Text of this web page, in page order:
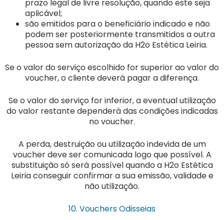
prazo legal de livre resolução, quando este seja
aplicável;
são emitidos para o beneficiário indicado e não
podem ser posteriormente transmitidos a outra
pessoa sem autorização da H2o Estética Leiria.
Se o valor do serviço escolhido for superior ao valor do
voucher, o cliente deverá pagar a diferença.
Se o valor do serviço for inferior, a eventual utilização
do valor restante dependerá das condições indicadas
no voucher.
A perda, destruição ou utilização indevida de um
voucher deve ser comunicada logo que possível. A
substituição só será possível quando a H2o Estética
Leiria conseguir confirmar a sua emissão, validade e
não utilização.
10. Vouchers Odisseias